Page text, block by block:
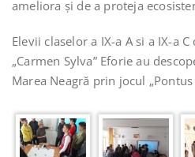
ameliora și de a proteja
Elevii claselor a IX-a A si a IX-a
„Carmen Sylva” Eforie au
Marea Neagră prin jocul „Pontus